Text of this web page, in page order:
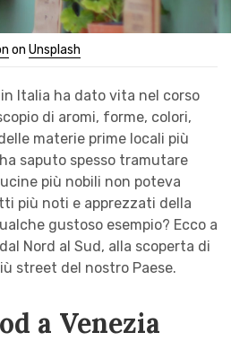
on Unsplash
Italia ha dato vita nel corso
di aromi, forme, colori,
materie prime locali più
saputo spesso tramutare
più nobili non poteva
più noti e apprezzati della
gustoso esempio? Ecco a
Nord al Sud, alla scoperta di
street del nostro Paese.
a Venezia